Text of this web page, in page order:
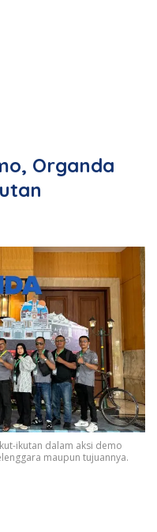
Organda
ikutan dalam aksi demo
maupun tujuannya.